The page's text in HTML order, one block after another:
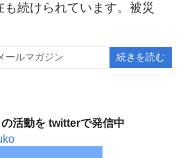
続けられています。被災
ールマガジン 続きを読む
活動を twitterで発信中